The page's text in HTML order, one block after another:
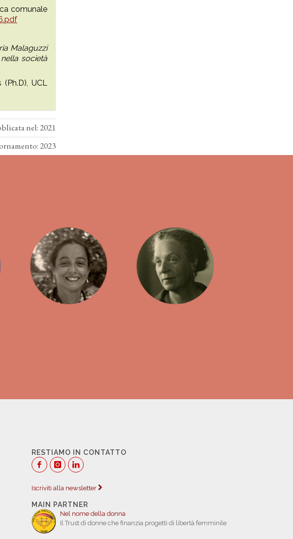
comunale
Malaguzzi
società
UCL
nel: 2021
2023
RESTIAMO IN CONTATTO
Iscriviti alla newsletter
MAIN PARTNER
Nel nome della donna
Il Trust di donne che finanzia progetti di libertà femminile